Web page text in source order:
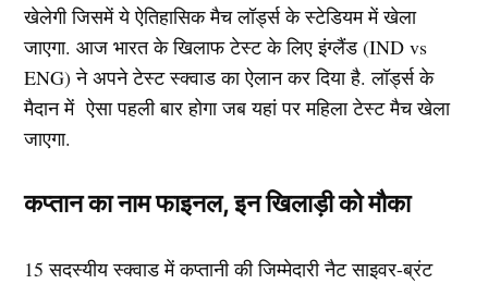
खेलेगी जिसमें ये ऐतिहासिक मैच लॉर्ड्स के स्टेडियम में खेला
जाएगा. आज भारत के खिलाफ टेस्ट के लिए इंग्लैंड (IND vs
ENG) ने अपने टेस्ट स्क्वाड का ऐलान कर दिया है. लॉर्ड्स के
मैदान में ऐसा पहली बार होगा जब यहां पर महिला टेस्ट मैच खेला
जाएगा.
कप्तान का नाम फाइनल, इन खिलाड़ी को मौका
15 सदस्यीय स्क्वाड में कप्तानी की जिम्मेदारी नैट साइवर-ब्रंट